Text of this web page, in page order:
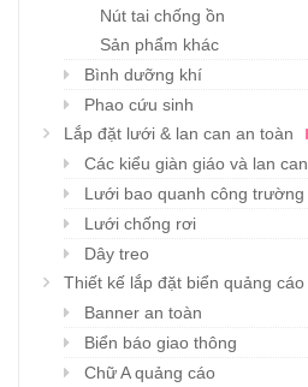
Nút tai chống ồn
Sản phẩm khác
Bình dưỡng khí
Phao cứu sinh
Lắp đặt lưới & lan can an toàn
Các kiểu giàn giáo và lan can
Lưới bao quanh công trường
Lưới chống rơi
Dây treo
Thiết kế lắp đặt biển quảng cáo
Banner an toàn
Biển báo giao thông
Chữ A quảng cáo